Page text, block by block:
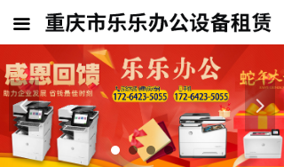
넳 넲
끀
首页
公司介绍
重庆市打印机出租
重庆市复印机出租